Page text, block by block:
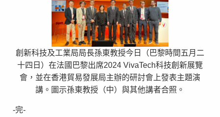
創新科技及工業局局長孫東教授今日（巴黎時間五月二
十四日）在法國巴黎出席2024 VivaTech科技創新展覽
會，並在香港貿易發展局主辦的研討會上發表主題演
講。圖示孫東教授（中）與其他講者合照。
-完-